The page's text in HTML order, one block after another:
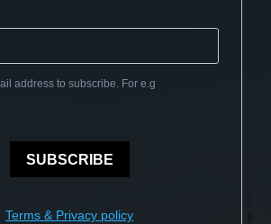
address to subscribe. For e.g
SUBSCRIBE
Terms & Privacy policy